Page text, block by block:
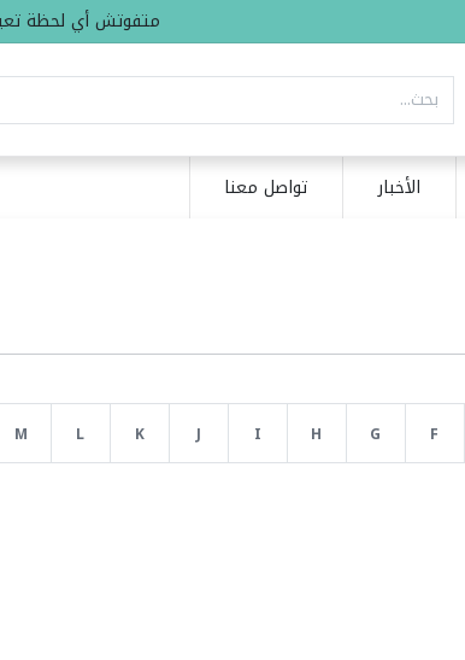
متفوتش أي لحظة
الأخبار تواصل معنا
F
G
H
I
J
K
L
M